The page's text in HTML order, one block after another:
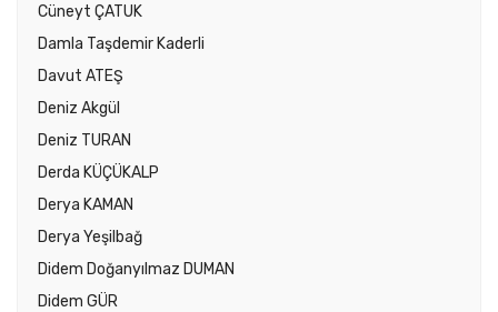
Cüneyt ÇATUK
Damla Taşdemir Kaderli
Davut ATEŞ
Deniz Akgül
Deniz TURAN
Derda KÜÇÜKALP
Derya KAMAN
Derya Yeşilbağ
Didem Doğanyılmaz DUMAN
Didem GÜR